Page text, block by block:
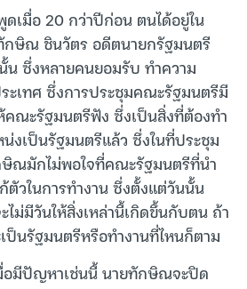
เมื่อ 20 กว่าปีก่อน ตนได้อยู่ใน
ษิณ ชินวัตร อดีตนายกรัฐมนตรี
น ซึ่งหลายคนยอมรับ ทำความ
ะเทศ ซึ่งการประชุมคณะรัฐมนตรีมี
ณะรัฐมนตรีฟัง ซึ่งเป็นสิ่งที่ต้องทำ
งเป็นรัฐมนตรีแล้ว ซึ่งในที่ประชุม
ณมักไม่พอใจที่คณะรัฐมนตรีที่นำ
วในการทำงาน ซึ่งตั้งแต่วันนั้น
ไม่มีวันให้สิ่งเหล่านี้เกิดขึ้นกับตน ถ้า
ป็นรัฐมนตรีหรือทำงานที่ไหนก็ตาม
อมีปัญหาเช่นนี้ นายทักษิณจะปิด